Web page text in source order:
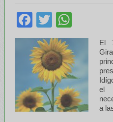
Facebook
Twitter
El
el
a